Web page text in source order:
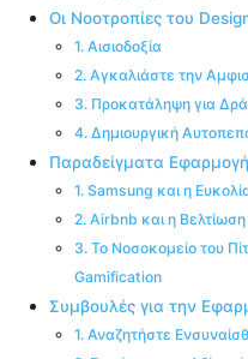
Οι Νοοτροπίες του
1. Αισιοδοξία
2. Αγκαλιάστε την
3. Προκατάληψη για
4. Δημιουργική
Παραδείγματα
1. Samsung και η
2. Airbnb και η
3. Το Νοσοκομείο του
Gamification
Συμβουλές για την
1. Αναζητήστε